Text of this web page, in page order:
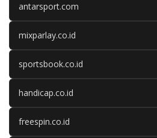
antarsport.com
mixparlay.co.id
sportsbook.co.id
handicap.co.id
freespin.co.id